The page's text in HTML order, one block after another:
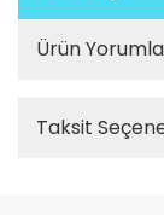
Ürün
Taksit